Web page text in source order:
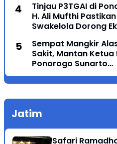
Gajah-Gajahan,
Generasi Menyatu
Budaya
Tinjau P3TGAI di
H. Ali Mufthi
Swakelola Dorong
Sempat Mangkir
Sakit, Mantan Ketua
Ponorogo Sunarto
Akhirnya Penuhi
Kejaksaan
Jatim
Safari